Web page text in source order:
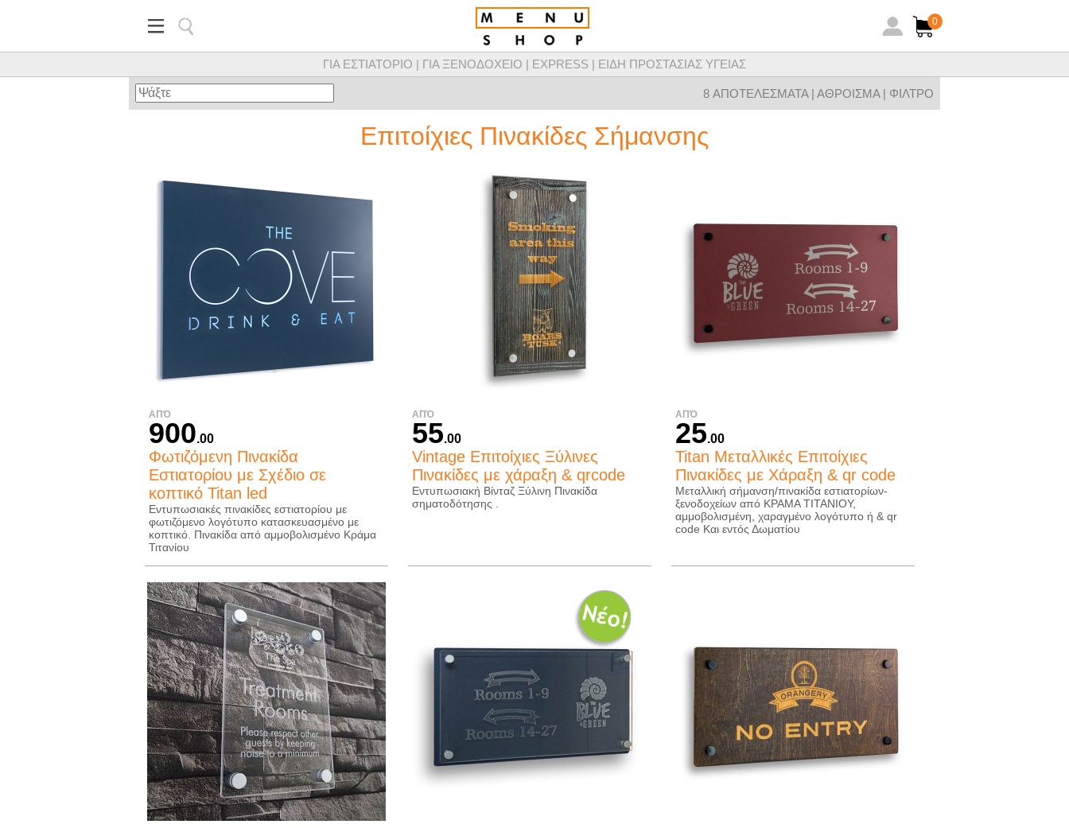
Κορυφαίος προμηθευτής εξατομικευμένης σχεδίασης καταλόγων μενού, προϊόντων παρουσίασης μενού & προμηθειών ξενοδοχειακών ειδών
0
ΓΙΑ ΕΣΤΙΑΤΟΡΙΟ | ΓΙΑ ΞΕΝΟΔΟΧΕΙΟ | EXPRESS | ΕΙΔΗ ΠΡΟΣΤΑΣΙΑΣ ΥΓΕΙΑΣ
8 ΑΠΟΤΕΛΕΣΜΑΤΑ | ΑΘΡΟΙΣΜΑ| ΦΙΛΤΡΟ
Επιτοίχιες Πινακίδες Σήμανσης
ΑΠΌ
900.00
Φωτιζόμενη Πινακίδα
Εστιατορίου με Σχέδιο σε
κοπτικό Titan led
Εντυπωσιακές πινακίδες εστιατορίου με
φωτιζόμενο λογότυπο κατασκευασμένο με
κοπτικό. Πινακίδα από αμμοβολισμένο Κράμα
Τιτανίου
ΑΠΌ
55.00
Vintage Επιτοίχιες Ξύλινες
Πινακίδες με χάραξη & qrcode
Εντυπωσιακή Βίνταζ Ξύλινη Πινακίδα
σηματοδότησης .
ΑΠΌ
25.00
Titan Μεταλλικές Επιτοίχιες
Πινακίδες με Χάραξη & qr code
Μεταλλική σήμανση/πινακίδα εστιατορίων-
ξενοδοχείων από ΚΡΑΜΑ ΤΙΤΑΝΙΟΥ,
αμμοβολισμένη, χαραγμένο λογότυπο ή & qr
code Και εντός Δωματίου